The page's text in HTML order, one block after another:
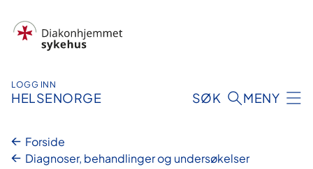
innhold
LOGG INN
HELSENORGE SØK MENY
Forside
Diagnoser, behandlinger og undersøkelser